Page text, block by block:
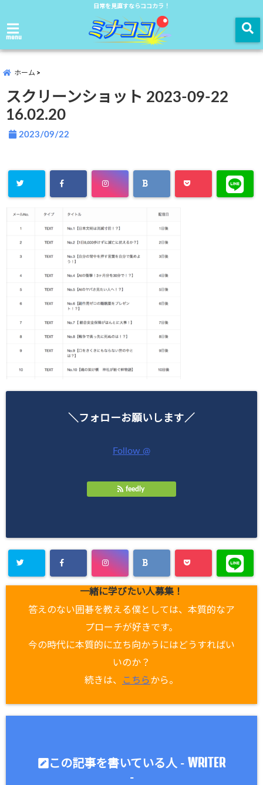
日常を見直すならココカラ！
menu
ホーム
スクリーンショット 2023-09-22
16.02.20
2023/09/22
＼フォローお願いします／
Follow @
feedly
一緒に学びたい人募集！
答えのない囲碁を教える僕としては、本質的なア
プローチが好きです。
今の時代に本質的に立ち向かうにはどうすればい
いのか？
続きは、
こちらから。
この記事を書いている人 - WRITER
-